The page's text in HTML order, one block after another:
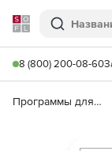
Softline
Поиск
8 (800) 200-08-60
Программы для программирования